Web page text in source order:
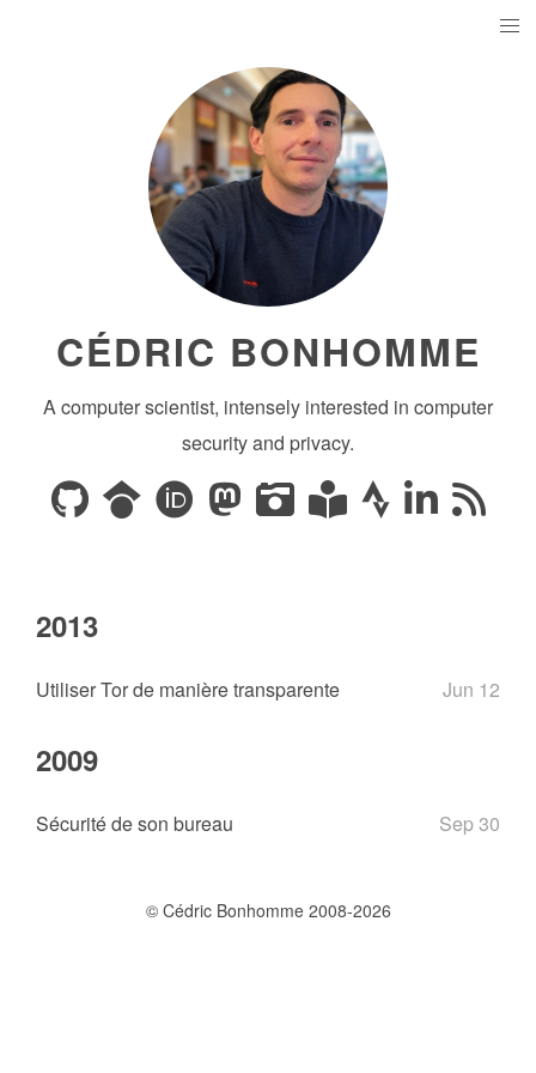
CÉDRIC BONHOMME
A computer scientist, intensely interested in computer
security and privacy.
2013
Utiliser Tor de manière transparente Jun 12
2009
Sécurité de son bureau Sep 30
© Cédric Bonhomme 2008-2026